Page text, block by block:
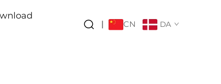
| CN DA